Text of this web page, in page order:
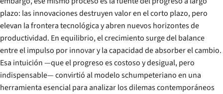
plazo: las innovaciones destruyen valor en el corto plazo, pero
elevan la frontera tecnológica y abren nuevos horizontes de
productividad. En equilibrio, el crecimiento surge del balance
entre el impulso por innovar y la capacidad de absorber el cambio.
Esa intuición —que el progreso es costoso y desigual, pero
indispensable— convirtió al modelo schumpeteriano en una
herramienta esencial para analizar los dilemas contemporáneos